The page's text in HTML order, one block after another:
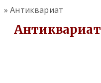
» Антиквариат
Антиквариат